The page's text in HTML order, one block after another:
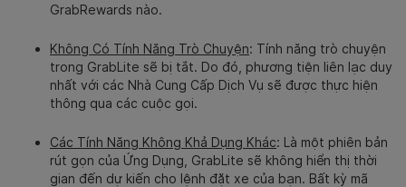
GrabRewards nào.
Không Có Tính Năng Trò Chuyện: Tính năng trò chuyện
trong GrabLite sẽ bị tắt. Do đó, phương tiện liên lạc duy
nhất với các Nhà Cung Cấp Dịch Vụ sẽ được thực hiện
thông qua các cuộc gọi.
Các Tính Năng Không Khả Dụng Khác: Là một phiên bản
rút gọn của Ứng Dụng, GrabLite sẽ không hiển thị thời
gian đến dự kiến cho lệnh đặt xe của bạn. Bất kỳ mã